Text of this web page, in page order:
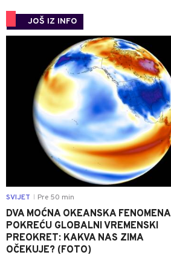
JOŠ IZ INFO
SVIJET Pre 50 min
DVA MOĆNA OKEANSKA FENOMENA
POKREĆU GLOBALNI VREMENSKI
PREOKRET: KAKVA NAS ZIMA
OČEKUJE? (FOTO)